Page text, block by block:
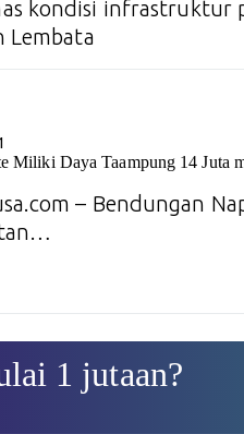
kondisi infrastruktur
Lembata
Miliki Daya Taampung 14 Juta
– Bendungan
1 jutaan?